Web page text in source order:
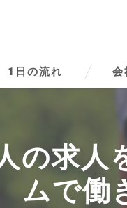
1日の流れ 会
ビジ
事業
の求
ムで働